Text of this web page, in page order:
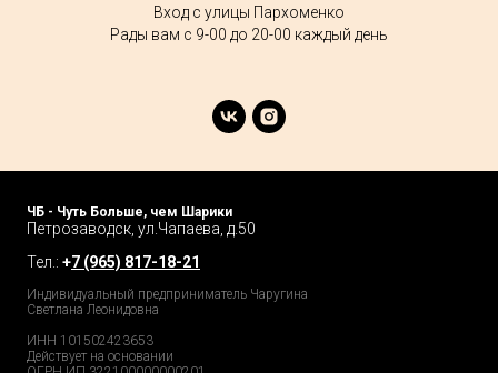
Вход с улицы Пархоменко
Рады вам с 9-00 до 20-00 каждый день
ЧБ - Чуть Больше, чем Шарики
Петрозаводск, ул.Чапаева, д.50
Тел.: +7 (965) 817-18-21
Индивидуальный предприниматель Чаругина
Светлана Леонидовна
ИНН 101502423653
Действует на основании